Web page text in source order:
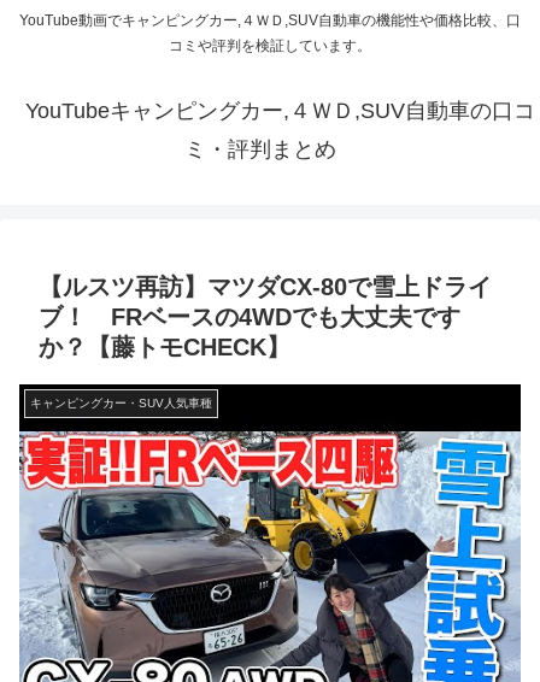
YouTube動画でキャンピングカー,４ＷＤ,SUV自動車の機能性や価格比較、口
コミや評判を検証しています。
YouTubeキャンピングカー,４ＷＤ,SUV自動車の口コ
ミ・評判まとめ
【ルスツ再訪】マツダCX-80で雪上ドライ
ブ！ FRベースの4WDでも大丈夫です
か？【藤トモCHECK】
キャンピングカー・SUV人気車種